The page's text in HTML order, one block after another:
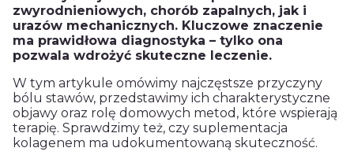
zwyrodnieniowych, chorób zapalnych, jak i
urazów mechanicznych. Kluczowe znaczenie
ma prawidłowa diagnostyka – tylko ona
pozwala wdrożyć skuteczne leczenie.
W tym artykule omówimy najczęstsze przyczyny
bólu stawów, przedstawimy ich charakterystyczne
objawy oraz rolę domowych metod, które wspierają
terapię. Sprawdzimy też, czy suplementacja
kolagenem ma udokumentowaną skuteczność.